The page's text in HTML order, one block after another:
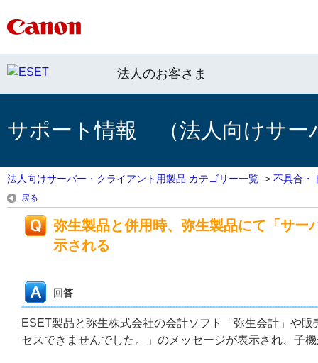
法人のお客さま
サポート情報 （法人向けサー
法人向けサーバー・クライアント用製品 カテゴリー一覧 > 不具合・
戻る
弥生製品と併用時、弥生製品にて「サー
示される
回答
ESET製品と弥生株式会社の会計ソフト「弥生会計」や
セスできませんでした。」のメッセージが表示され、子